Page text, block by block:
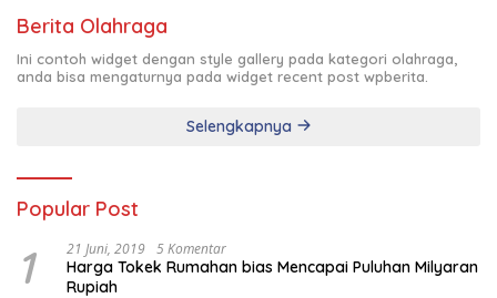
Berita Olahraga
Ini contoh widget dengan style gallery pada kategori olahraga,
anda bisa mengaturnya pada widget recent post wpberita.
Selengkapnya
Popular Post
1 21 Juni, 2019 5 Komentar
Harga Tokek Rumahan bias Mencapai Puluhan Milyaran
Rupiah